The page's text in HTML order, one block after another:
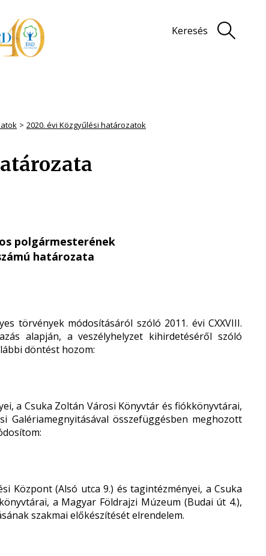
Keresés
2020. évi Közgyűlési határozatok
polgármesterének
határozata
törvények módosításáról szóló 2011. évi CXXVIII.
alapján, a veszélyhelyzet kihirdetéséről szóló
döntést hozom:
a Csuka Zoltán Városi Könyvtár és fiókkönyvtárai,
Galériamegnyitásával összefüggésben meghozott
Központ (Alsó utca 9.) és tagintézményei, a Csuka
a Magyar Földrajzi Múzeum (Budai út 4.),
szakmai előkészítését elrendelem.